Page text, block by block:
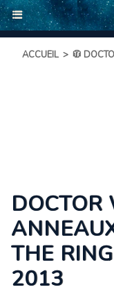
ACCUEIL > 🧥
THE
2013